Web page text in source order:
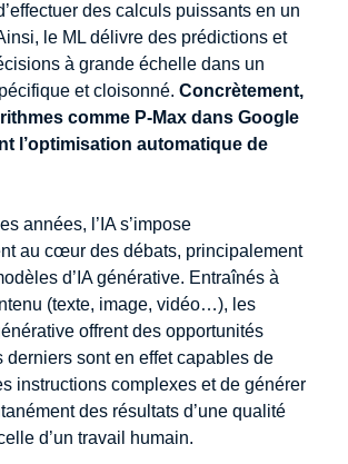
des calculs puissants en un
le ML délivre des prédictions et
à grande échelle dans un
et cloisonné. Concrètement,
comme P-Max dans Google
l’optimisation automatique de
années, l’IA s’impose
au cœur des débats, principalement
d’IA générative. Entraînés à
(texte, image, vidéo…), les
offrent des opportunités
derniers sont en effet capables de
instructions complexes et de générer
des résultats d’une qualité
d’un travail humain.